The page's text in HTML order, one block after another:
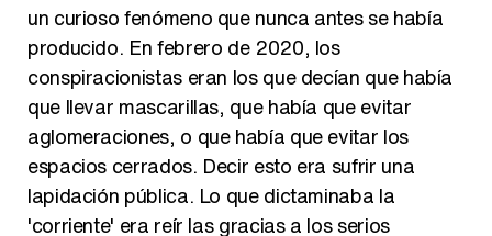
un curioso fenómeno que nunca antes se había
producido. En febrero de 2020, los
conspiracionistas eran los que decían que había
que llevar mascarillas, que había que evitar
aglomeraciones, o que había que evitar los
espacios cerrados. Decir esto era sufrir una
lapidación pública. Lo que dictaminaba la
'corriente' era reír las gracias a los serios